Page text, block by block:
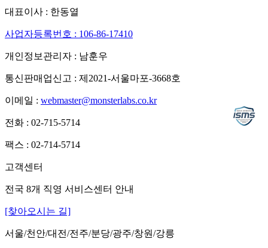
대표이사 : 한동열
사업자등록번호 : 106-86-17410
개인정보관리자 : 남훈우
통신판매업신고 : 제2021-서울마포-3668호
이메일 : webmaster@monsterlabs.co.kr
전화 : 02-715-5714
팩스 : 02-714-5714
고객센터
전국 8개 직영 서비스센터 안내
[찾아오시는 길]
서울/천안/대전/전주/분당/광주/창원/강릉